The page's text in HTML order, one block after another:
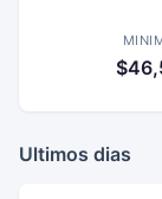
Ultimos dias